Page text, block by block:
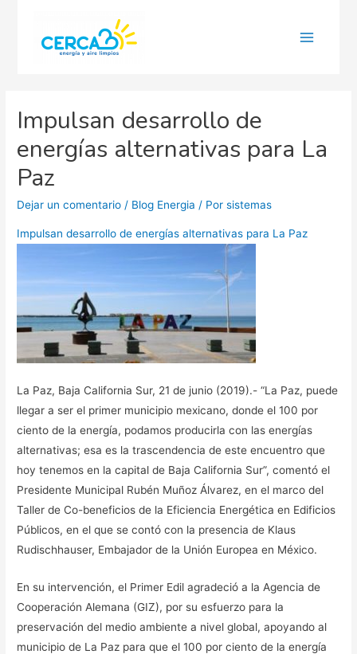
Impulsan desarrollo de
energías alternativas para La
Paz
Dejar un comentario / Blog Energia / Porsistemas
Impulsan desarrollo de energías alternativas para La Paz
La Paz, Baja California Sur, 21 de junio (2019).- “La Paz, puede
llegar a ser el primer municipio mexicano, donde el 100 por
ciento de la energía, podamos producirla con las energías
alternativas; esa es la trascendencia de este encuentro que
hoy tenemos en la capital de Baja California Sur”, comentó el
Presidente Municipal Rubén Muñoz Álvarez, en el marco del
Taller de Co-beneficios de la Eficiencia Energética en Edificios
Públicos, en el que se contó con la presencia de Klaus
Rudischhauser, Embajador de la Unión Europea en México.
En su intervención, el Primer Edil agradeció a la Agencia de
Cooperación Alemana (GIZ), por su esfuerzo para la
preservación del medio ambiente a nivel global, apoyando al
municipio de La Paz para que el 100 por ciento de la energía